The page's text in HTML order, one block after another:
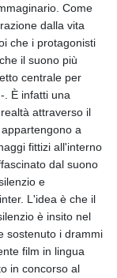
Come
dalla vita
che i protagonisti
il suono più
centrale per
. È infatti una
attraverso il
a
fittizi all'interno
dal suono
e
L'idea è che il
è insito nel
sostenuto i drammi
film in lingua
in concorso al